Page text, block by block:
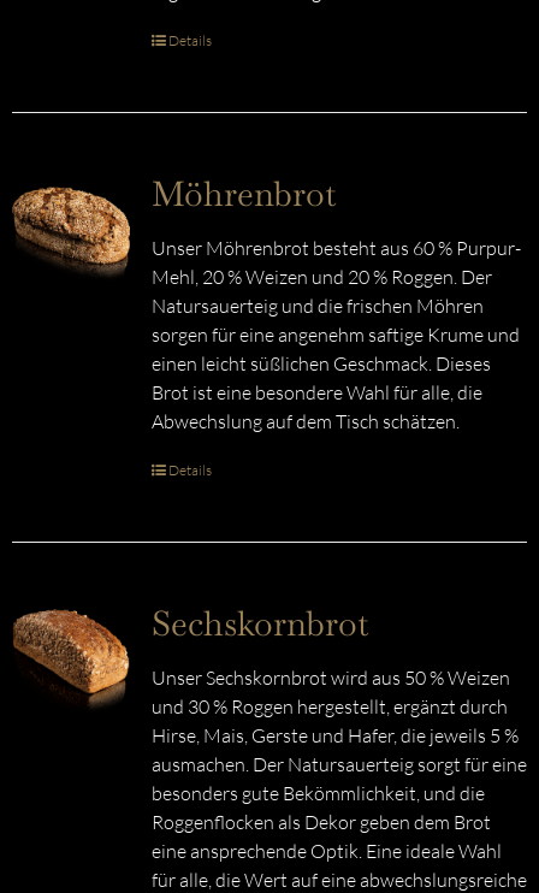
Details
Möhrenbrot
Unser Möhrenbrot besteht aus 60 % Purpur-
Mehl, 20 % Weizen und 20 % Roggen. Der
Natursauerteig und die frischen Möhren
sorgen für eine angenehm saftige Krume und
einen leicht süßlichen Geschmack. Dieses
Brot ist eine besondere Wahl für alle, die
Abwechslung auf dem Tisch schätzen.
Details
Sechskornbrot
Unser Sechskornbrot wird aus 50 % Weizen
und 30 % Roggen hergestellt, ergänzt durch
Hirse, Mais, Gerste und Hafer, die jeweils 5 %
ausmachen. Der Natursauerteig sorgt für eine
besonders gute Bekömmlichkeit, und die
Roggenflocken als Dekor geben dem Brot
eine ansprechende Optik. Eine ideale Wahl
für alle, die Wert auf eine abwechslungsreiche